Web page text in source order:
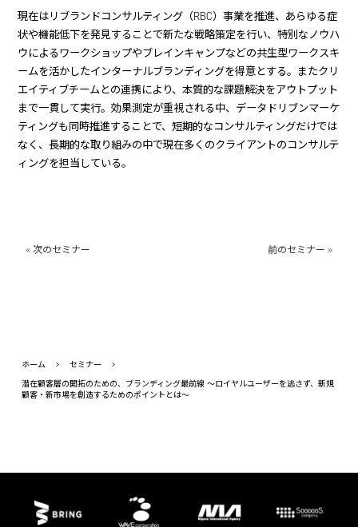
ホーム > セミナー
>
潜在顧客層の開拓のための、ブランディング最前線 ～ロイヤルユーザーを逃さず、新規
顧客・新市場を創造するためのポイントとは～
現在はリブランドコンサルティング（RBC）事業を推進、あらゆる症
状や機能低下を発見することで新たな戦略策定を行い、特別なノウハ
ウによるワークショップやブレインキャンプなどの共生型ワークスキ
ームを活かしたインターナルブランディングを得意とする。またクリ
エイティブチームとの連携により、本質的な課題解決をアウトプット
まで一貫して実行。効果測定が重視される中、データドリブンマーケ
ティングも同時推進することで、短期的なコンサルティングだけでは
なく、長期的な取り組みの中で現在多くのクライアントのコンサルテ
ィングを担当している。
« 次のセミナー 前のセミナー »